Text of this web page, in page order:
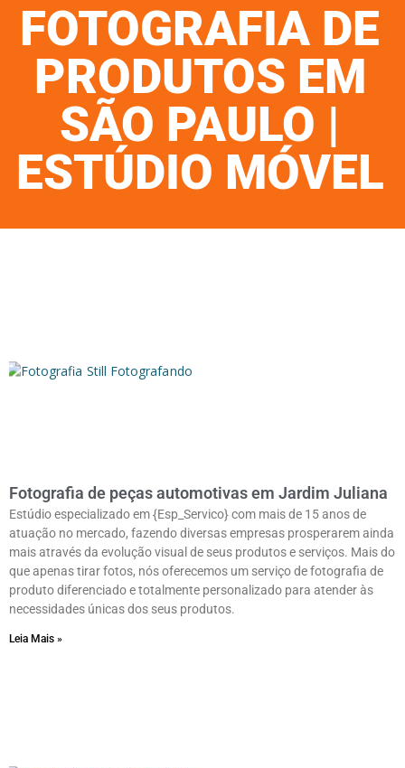
FOTOGRAFIA DE
PRODUTOS EM
SÃO PAULO |
ESTÚDIO MÓVEL
Fotografia de peças automotivas em Jardim Juliana
Estúdio especializado em {Esp_Servico} com mais de 15 anos de
atuação no mercado, fazendo diversas empresas prosperarem ainda
mais através da evolução visual de seus produtos e serviços. Mais do
que apenas tirar fotos, nós oferecemos um serviço de fotografia de
produto diferenciado e totalmente personalizado para atender às
necessidades únicas dos seus produtos.
Leia Mais »